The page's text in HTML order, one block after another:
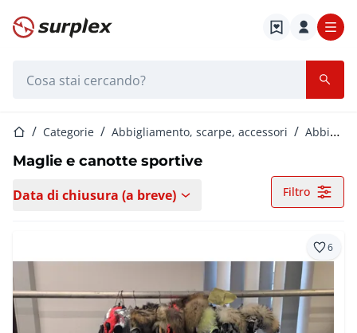
Home
Home Categorie Abbigliamento, scarpe, accessori Abbigliamento sportivo da donna
Maglie e canotte sportive
Data di chiusura (a breve) Filtro
6